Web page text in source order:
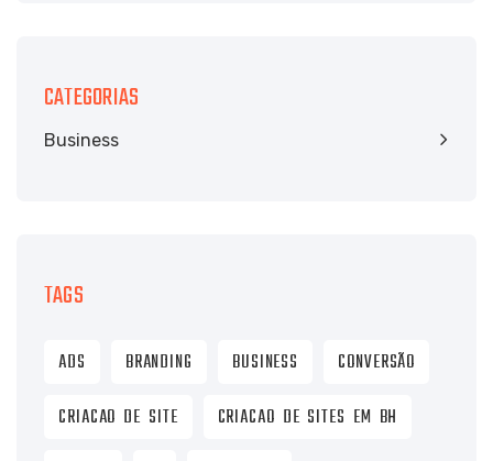
CATEGORIAS
Business
TAGS
ADS BRANDING BUSINESS
CONVERSÃO
CRIACAO DE SITE
CRIACAO DE SITES EM BH